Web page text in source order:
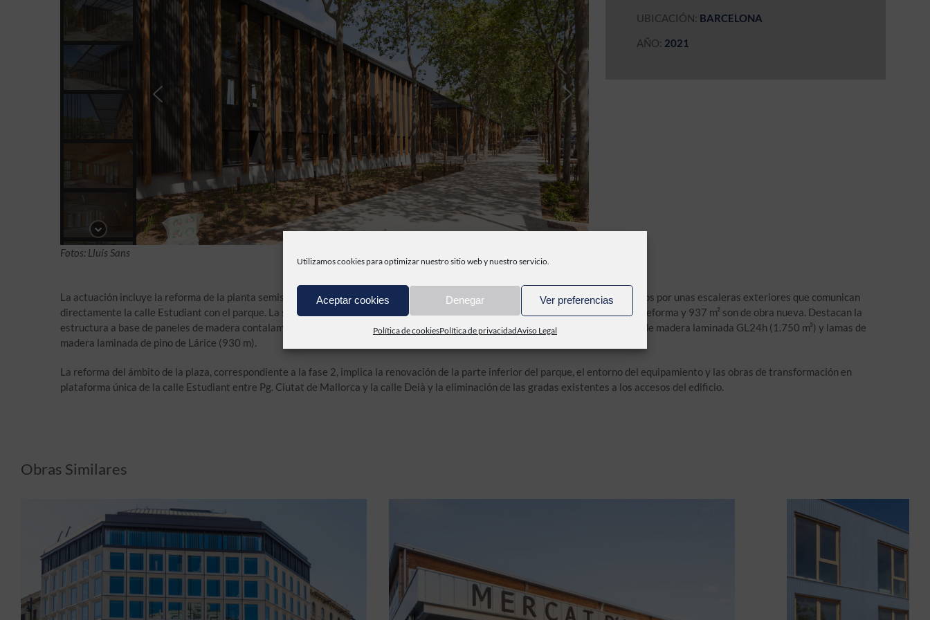
Utilizamos cookies para optimizar nuestro sitio web y nuestro servicio.
Aceptar cookies Denegar Ver preferencias
Política de cookiesPolítica de privacidadAviso Legal
Fotos: Lluís Sans
UBICACIÓN: BARCELONA
AÑO: 2021
La actuación incluye la reforma de la planta semisótano y la construcción de la planta superior, formada por dos volúmenes divididos por unas escaleras exteriores que comunican
directamente la calle Estudiant con el parque. La superficie total de la actuación es de 1.593 m², de los cuales 656 m² interesan la reforma y 937 m² son de obra nueva. Destacan la
estructura a base de paneles de madera contalaminada certificada de explotaciones sostenibles (750 m²) y la fachada de paneles de madera laminada GL24h (1.750 m³) y lamas de
madera laminada de pino de Lárice (930 m).
La reforma del ámbito de la plaza, correspondiente a la fase 2, implica la renovación de la parte inferior del parque, el entorno del equipamiento y las obras de transformación en
plataforma única de la calle Estudiant entre Pg. Ciutat de Mallorca y la calle Deià y la eliminación de las gradas existentes a los accesos del edificio.
Obras Similares